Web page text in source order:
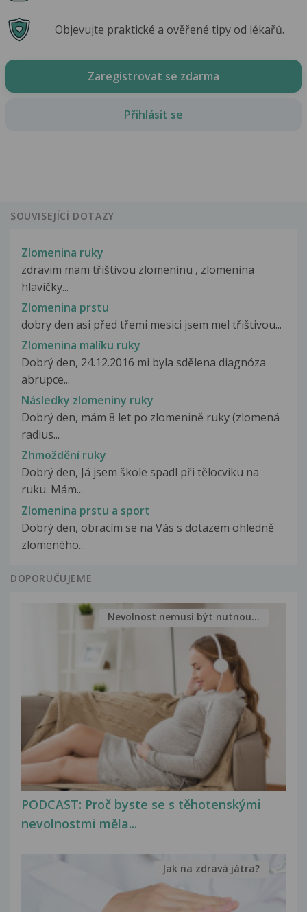
Objevujte praktické a ověřené tipy od lékařů.
Zaregistrovat se zdarma
Přihlásit se
SOUVISEJÍCÍ DOTAZY
Zlomenina ruky
zdravim mam třištivou zlomeninu , zlomenina
hlavičky...
Zlomenina prstu
dobry den asi před třemi mesici jsem mel třištivou...
Zlomenina malíku ruky
Dobrý den, 24.12.2016 mi byla sdělena diagnóza
abrupce...
Následky zlomeniny ruky
Dobrý den, mám 8 let po zlomenině ruky (zlomená
radius...
Zhmoždění ruky
Dobrý den, Já jsem škole spadl při tělocviku na
ruku. Mám...
Zlomenina prstu a sport
Dobrý den, obracím se na Vás s dotazem ohledně
zlomeného...
DOPORUČUJEME
PODCAST: Proč byste se s těhotenskými
nevolnostmi měla...
Nevolnost nemusí být nutnou...
Jak na zdravá játra?